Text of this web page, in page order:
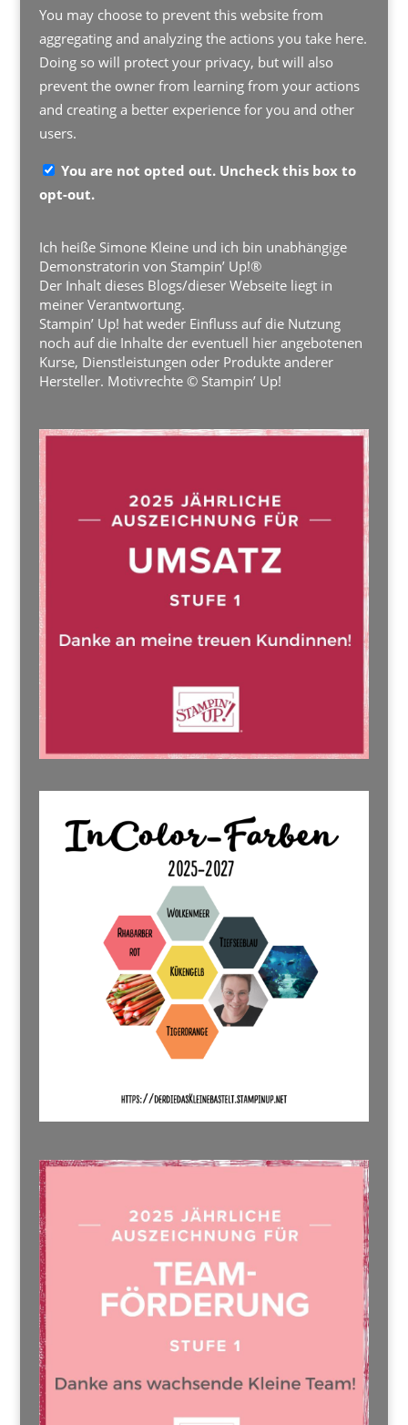
You may choose to prevent this website from
aggregating and analyzing the actions you take here.
Doing so will protect your privacy, but will also
prevent the owner from learning from your actions
and creating a better experience for you and other
users.
You are not opted out. Uncheck this box to
opt-out.
Ich heiße Simone Kleine und ich bin unabhängige
Demonstratorin von Stampin’ Up!®
Der Inhalt dieses Blogs/dieser Webseite liegt in
meiner Verantwortung.
Stampin’ Up! hat weder Einfluss auf die Nutzung
noch auf die Inhalte der eventuell hier angebotenen
Kurse, Dienstleistungen oder Produkte anderer
Hersteller. Motivrechte © Stampin’ Up!